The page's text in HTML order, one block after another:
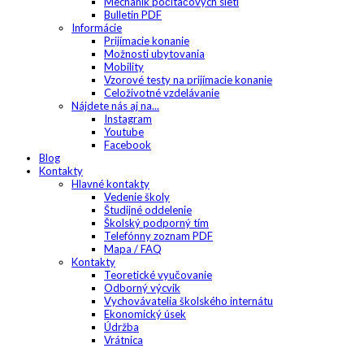
Bulletin PDF
Informácie
Prijímacie konanie
Možnosti ubytovania
Mobility
Vzorové testy na prijímacie konanie
Celoživotné vzdelávanie
Nájdete nás aj na...
Instagram
Youtube
Facebook
Blog
Kontakty
Hlavné kontakty
Vedenie školy
Študijné oddelenie
Školský podporný tím
Telefónny zoznam PDF
Mapa / FAQ
Kontakty
Teoretické vyučovanie
Odborný výcvik
Vychovávatelia školského internátu
Ekonomický úsek
Údržba
Vrátnica